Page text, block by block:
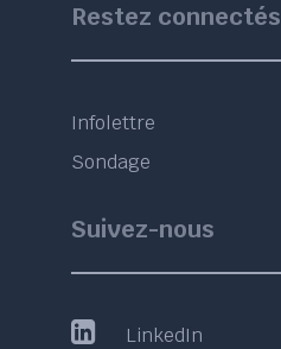
Restez connectés
Infolettre
Sondage
Suivez-nous
LinkedIn